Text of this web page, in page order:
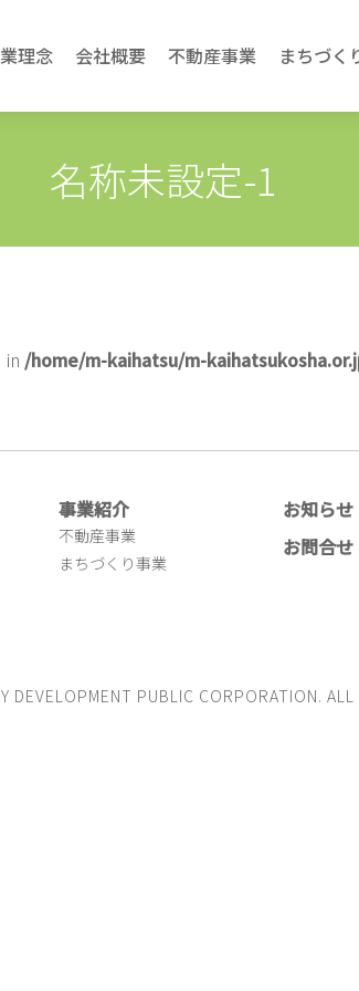
理念 会社概要 不動産事業 まちづく
名称未設定-1
in /home/m-kaihatsu/m-
事業紹介
不動産事業
まちづくり事業
お知らせ
お問合せ
DEVELOPMENT PUBLIC CORPORATION. ALL